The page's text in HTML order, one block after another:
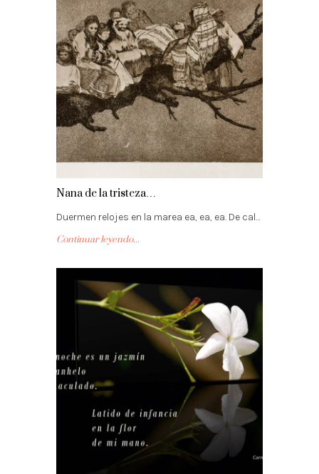
Nana de la tristeza…
Duermen relojes en la marea ea, ea, ea. De cal…
Continuar leyendo...